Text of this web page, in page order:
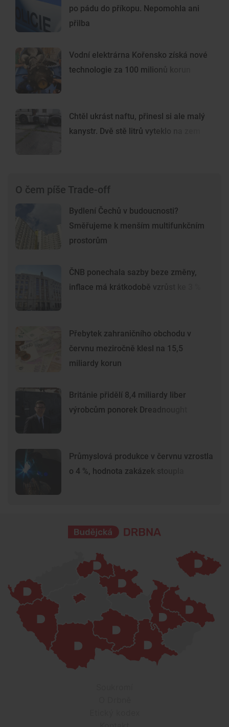
po pádu do příkopu. Nepomohla ani
přilba
Vodní elektrárna Kořensko získá nové
technologie za 100 milionů korun
Chtěl ukrást naftu, přinesl si ale malý
kanystr. Dvě stě litrů vyteklo na zem
O čem píše Trade-off
Bydlení Čechů v budoucnosti?
Směřujeme k menším multifunkčním
prostorům
ČNB ponechala sazby beze změny,
inflace má krátkodobě vzrůst ke 3 %
Přebytek zahraničního obchodu v
červnu meziročně klesl na 15,5
miliardy korun
Británie přidělí 8,4 miliardy liber
výrobcům ponorek Dreadnought
Průmyslová produkce v červnu vzrostla
o 4 %, hodnota zakázek stoupla